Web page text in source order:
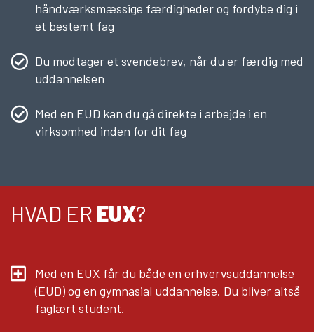
håndværksmæssige færdigheder og fordybe dig i
et bestemt fag
Du modtager et svendebrev, når du er færdig med
uddannelsen
Med en EUD kan du gå direkte i arbejde i en
virksomhed inden for dit fag
HVAD ER EUX?
Med en EUX får du både en erhvervsuddannelse
(EUD) og en gymnasial uddannelse. Du bliver altså
faglært student.